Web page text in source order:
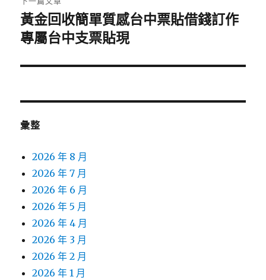
下
一
文
黃金回收簡單質感台中票貼借錢訂作
專屬台中支票貼現
彙整
2026 年 8 月
2026 年 7 月
2026 年 6 月
2026 年 5 月
2026 年 4 月
2026 年 3 月
2026 年 2 月
2026 年 1 月